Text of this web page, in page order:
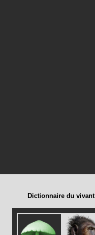
Dictionnaire du vivant